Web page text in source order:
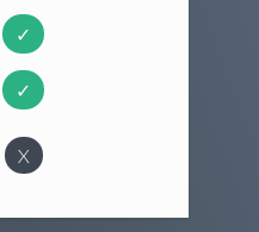
✓
✓
X